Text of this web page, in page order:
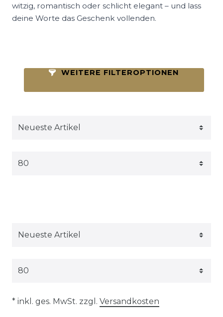
witzig, romantisch oder schlicht elegant – und lass
deine Worte das Geschenk vollenden.
WEITERE FILTEROPTIONEN
* inkl. ges. MwSt. zzgl. Versandkosten